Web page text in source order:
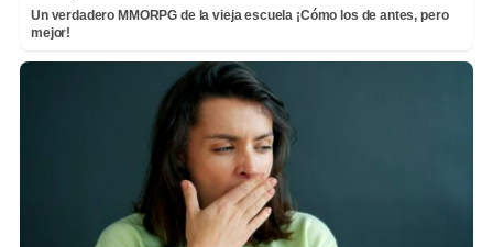
Un verdadero MMORPG de la vieja escuela ¡Cómo los de antes, pero
mejor!